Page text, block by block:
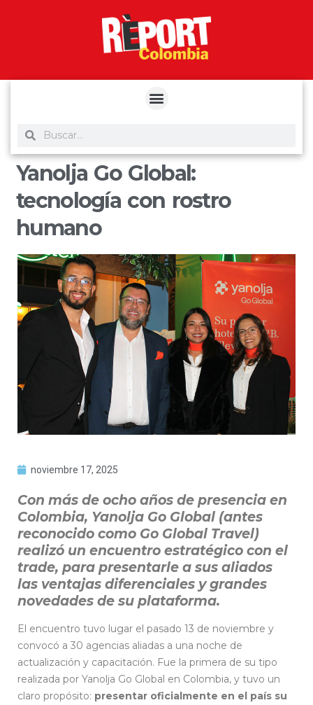
Yanolja Go Global:
tecnología con rostro
humano
noviembre 17, 2025
Con más de ocho años de presencia en
Colombia, Yanolja Go Global (antes
reconocido como Go Global Travel)
realizó un encuentro estratégico con el
trade, para presentarle a sus aliados
las ventajas diferenciales y grandes
novedades de su plataforma.
El encuentro tuvo lugar el pasado 13 de noviembre y
convocó a 30 agencias aliadas a una noche de
actualización y capacitación. Fue la primera de su tipo
realizada por Yanolja Go Global en Colombia, y tuvo un
claro propósito: presentar oficialmente en el país su